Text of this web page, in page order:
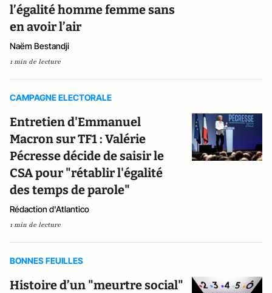
l’égalité homme femme sans
en avoir l’air
Naëm Bestandji
1 min de lecture
CAMPAGNE ELECTORALE
Entretien d'Emmanuel
Macron sur TF1 : Valérie
Pécresse décide de saisir le
CSA pour "rétablir l'égalité
des temps de parole"
Rédaction d'Atlantico
1 min de lecture
BONNES FEUILLES
Histoire d’un "meurtre social"